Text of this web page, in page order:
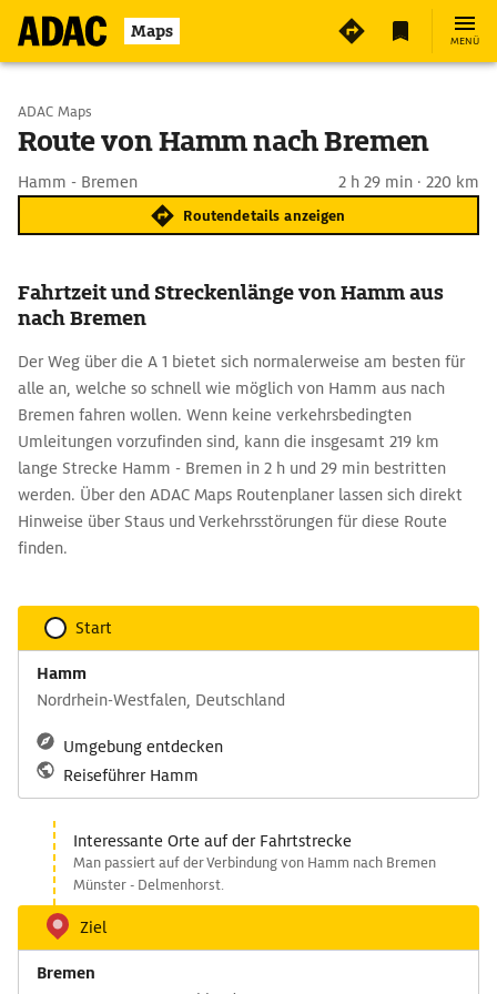
Maps MENÜ
Start wählen
ADAC Maps
Route von Hamm nach Bremen
Hamm - Bremen 2 h 29 min · 220 km
Routendetails anzeigen
Fahrtzeit und Streckenlänge von Hamm aus
nach Bremen
Der Weg über die A 1 bietet sich normalerweise am besten für
alle an, welche so schnell wie möglich von Hamm aus nach
Bremen fahren wollen. Wenn keine verkehrsbedingten
Umleitungen vorzufinden sind, kann die insgesamt 219 km
lange Strecke Hamm - Bremen in 2 h und 29 min bestritten
werden. Über den ADAC Maps Routenplaner lassen sich direkt
Hinweise über Staus und Verkehrsstörungen für diese Route
finden.
Start
Hamm
Nordrhein-Westfalen, Deutschland
Umgebung entdecken
Reiseführer Hamm
Interessante Orte auf der Fahrtstrecke
Man passiert auf der Verbindung von Hamm nach Bremen
Münster - Delmenhorst.
Ziel
Bremen